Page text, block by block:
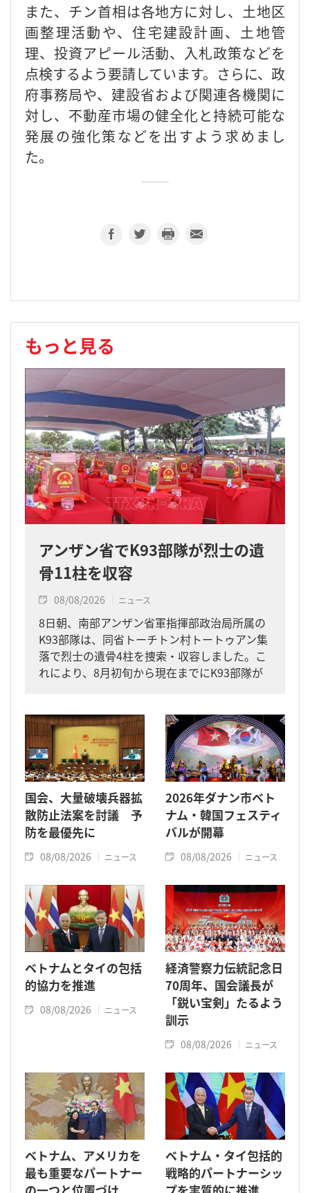
また、チン首相は各地方に対し、土地区
画整理活動や、住宅建設計画、土地管
理、投資アピール活動、入札政策などを
点検するよう要請しています。さらに、政
府事務局や、建設省および関連各機関に
対し、不動産市場の健全化と持続可能な
発展の強化策などを出すよう求めまし
た。
もっと見る
アンザン省でK93部隊が烈士の遺
骨11柱を収容
08/08/2026 ニュース
8日朝、南部アンザン省軍指揮部政治局所属の
K93部隊は、同省トーチトン村トートゥアン集
落で烈士の遺骨4柱を捜索・収容しました。こ
れにより、8月初旬から現在までにK93部隊が
国会、大量破壊兵器拡
散防止法案を討議 予
防を最優先に
08/08/2026 ニュース
2026年ダナン市ベト
ナム・韓国フェスティ
バルが開幕
08/08/2026 ニュース
ベトナムとタイの包括
的協力を推進
08/08/2026 ニュース
経済警察力伝統記念日
70周年、国会議長が
「鋭い宝剣」たるよう
訓示
08/08/2026 ニュース
ベトナム、アメリカを
最も重要なパートナー
ベトナム・タイ包括的
戦略的パートナーシッ